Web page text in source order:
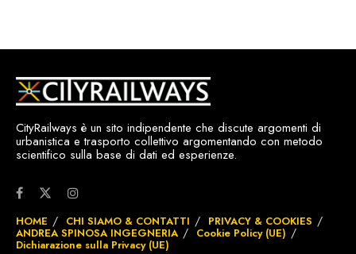
CityRailways è un sito indipendente che discute argomenti di
urbanistica e trasporto collettivo argomentando con metodo
scientifico sulla base di dati ed esperienze.
HOME CHI SIAMO & CONTATTI PRIVACY & COOKIES
ANDREA SPINOSA INGEGNERIA Cookie Policy (UE)
Dichiarazione sulla Privacy (UE)